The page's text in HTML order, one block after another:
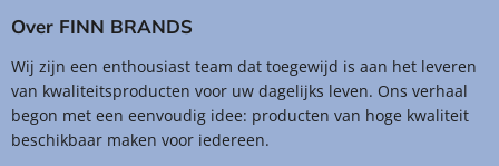
Over FINN BRANDS
Wij zijn een enthousiast team dat toegewijd is aan het leveren
van kwaliteitsproducten voor uw dagelijks leven. Ons verhaal
begon met een eenvoudig idee: producten van hoge kwaliteit
beschikbaar maken voor iedereen.